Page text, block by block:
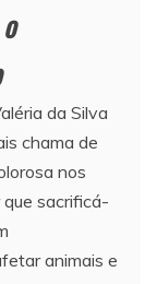
da Silva
chama de
nos
sacrificá-
animais e